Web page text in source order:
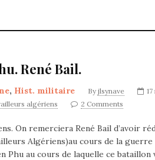
René Bail.
, Hist. militaire By jlsynave
algériens 2 Comments
On remerciera René Bail d’avoir
Algériens)au cours de la guerre
au cours de laquelle ce bataillon